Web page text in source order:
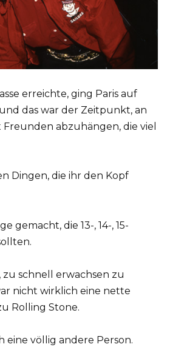
erreichte, ging Paris auf
das war der Zeitpunkt, an
Freunden abzuhängen, die viel
Dingen, die ihr den Kopf
gemacht, die 13-, 14-, 15-
schnell erwachsen zu
nicht wirklich eine nette
Rolling Stone.
eine völlig andere Person.